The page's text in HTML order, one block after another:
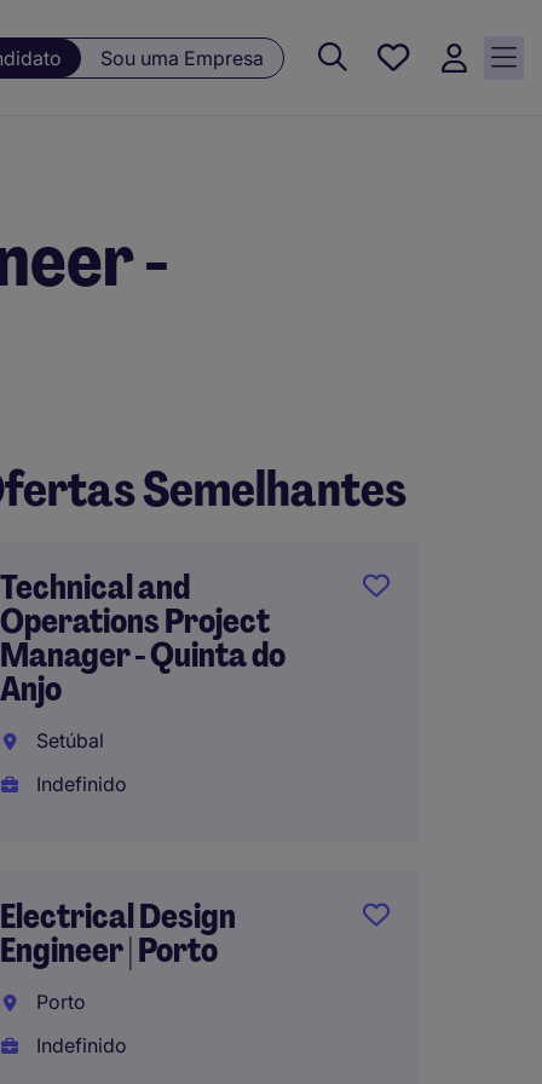
Sou uma Empresa
Guardar, 0
-
Semelhantes
Technical and
Operations Project
Manager - Quinta do
Anjo
Setúbal
Indefinido
Electrical Design
Engineer | Porto
Porto
Indefinido